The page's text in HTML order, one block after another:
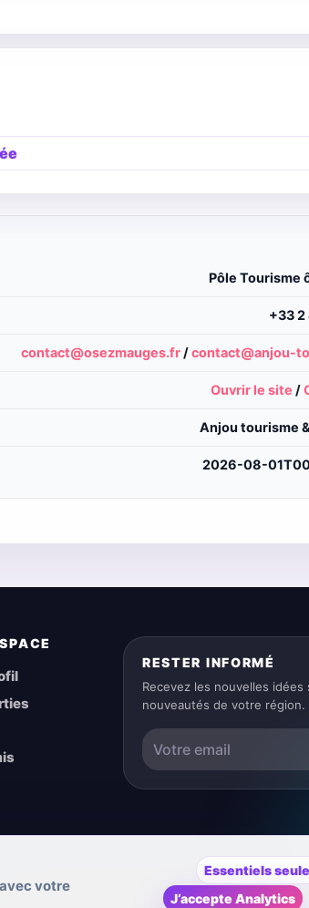
Pôle Tourisme
+33
contact@osezmauges.fr /contact@anjou-
Ouvrir le site /
Anjou tourisme
2026-08-
RESTER INFORMÉ
Recevez les nouvelles
nouveautés de votre région.
votre
Essentiels
J’accepte Analytics